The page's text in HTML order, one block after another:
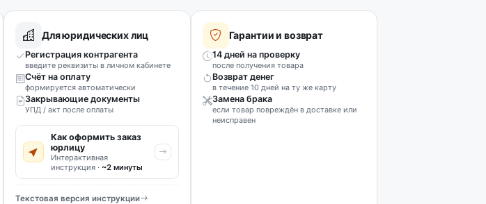
Для юридических лиц
Регистрация контрагента
введите реквизиты в личном кабинете
Счёт на оплату
формируется автоматически
Закрывающие документы
УПД / акт после оплаты
Как оформить заказ
юрлицу
Интерактивная
инструкция · ~2 минуты
Текстовая версия инструкции
Гарантии и возврат
14 дней на проверку
после получения товара
Возврат денег
в течение 10 дней на ту же карту
Замена брака
если товар повреждён в доставке или
неисправен